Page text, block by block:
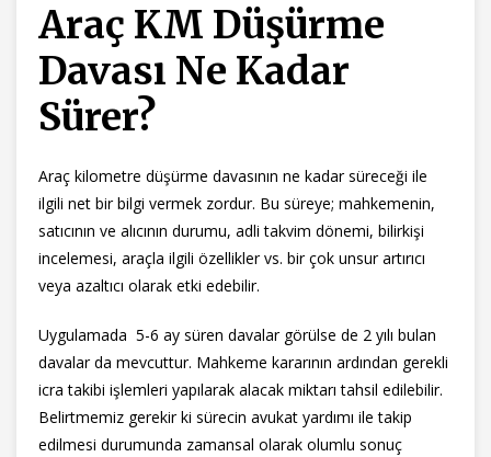
Araç KM Düşürme
Davası Ne Kadar
Sürer?
Araç kilometre düşürme davasının ne kadar süreceği ile
ilgili net bir bilgi vermek zordur. Bu süreye; mahkemenin,
satıcının ve alıcının durumu, adli takvim dönemi, bilirkişi
incelemesi, araçla ilgili özellikler vs. bir çok unsur artırıcı
veya azaltıcı olarak etki edebilir.
Uygulamada 5-6 ay süren davalar görülse de 2 yılı bulan
davalar da mevcuttur. Mahkeme kararının ardından gerekli
icra takibi işlemleri yapılarak alacak miktarı tahsil edilebilir.
Belirtmemiz gerekir ki sürecin avukat yardımı ile takip
edilmesi durumunda zamansal olarak olumlu sonuç